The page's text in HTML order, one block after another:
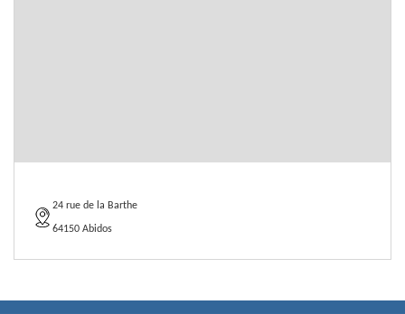
24 rue de la Barthe
64150 Abidos